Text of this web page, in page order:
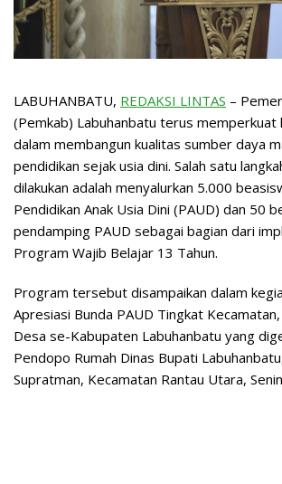
LABUHANBATU, REDAKSI LINTAS –
(Pemkab) Labuhanbatu terus memperkuat
dalam membangun kualitas sumber daya
pendidikan sejak usia dini. Salah satu
dilakukan adalah menyalurkan 5.000
Pendidikan Anak Usia Dini (PAUD) dan 50
pendamping PAUD sebagai bagian dari
Program Wajib Belajar 13 Tahun.
Program tersebut disampaikan dalam
Apresiasi Bunda PAUD Tingkat
Desa se-Kabupaten Labuhanbatu yang
Pendopo Rumah Dinas Bupati
Supratman, Kecamatan Rantau Utara,